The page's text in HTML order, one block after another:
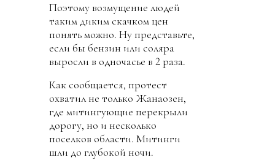
Поэтому возмущение людей
таким диким скачком цен
понять можно. Ну представьте,
если бы бензин или соляра
выросли в одночасье в 2 раза.
Как сообщается, протест
охватил не только Жанаозен,
где митингующие перекрыли
дорогу, но и несколько
поселков области. Митинги
шли до глубокой ночи.